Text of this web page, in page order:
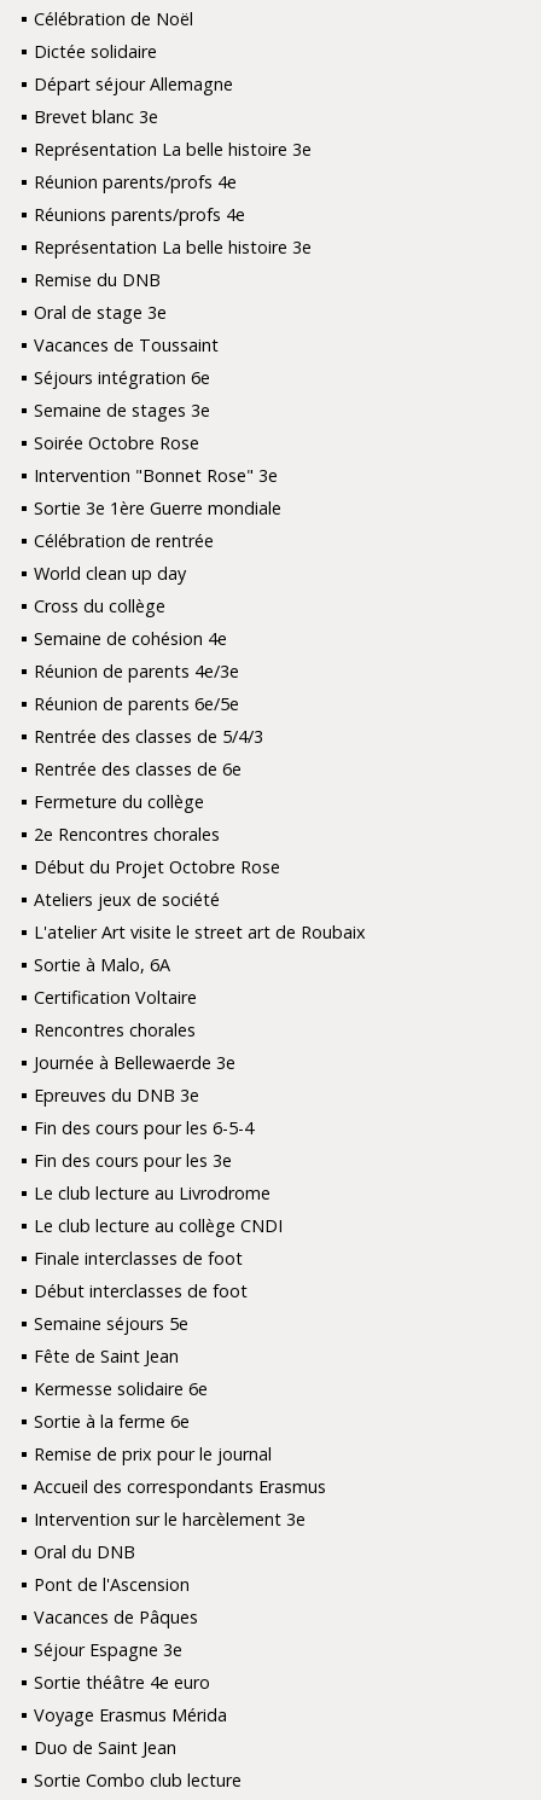
Célébration de Noël
Dictée solidaire
Départ séjour Allemagne
Brevet blanc 3e
Représentation La belle histoire 3e
Réunion parents/profs 4e
Réunions parents/profs 4e
Représentation La belle histoire 3e
Remise du DNB
Oral de stage 3e
Vacances de Toussaint
Séjours intégration 6e
Semaine de stages 3e
Soirée Octobre Rose
Intervention "Bonnet Rose" 3e
Sortie 3e 1ère Guerre mondiale
Célébration de rentrée
World clean up day
Cross du collège
Semaine de cohésion 4e
Réunion de parents 4e/3e
Réunion de parents 6e/5e
Rentrée des classes de 5/4/3
Rentrée des classes de 6e
Fermeture du collège
2e Rencontres chorales
Début du Projet Octobre Rose
Ateliers jeux de société
L'atelier Art visite le street art de Roubaix
Sortie à Malo, 6A
Certification Voltaire
Rencontres chorales
Journée à Bellewaerde 3e
Epreuves du DNB 3e
Fin des cours pour les 6-5-4
Fin des cours pour les 3e
Le club lecture au Livrodrome
Le club lecture au collège CNDI
Finale interclasses de foot
Début interclasses de foot
Semaine séjours 5e
Fête de Saint Jean
Kermesse solidaire 6e
Sortie à la ferme 6e
Remise de prix pour le journal
Accueil des correspondants Erasmus
Intervention sur le harcèlement 3e
Oral du DNB
Pont de l'Ascension
Vacances de Pâques
Séjour Espagne 3e
Sortie théâtre 4e euro
Voyage Erasmus Mérida
Duo de Saint Jean
Sortie Combo club lecture